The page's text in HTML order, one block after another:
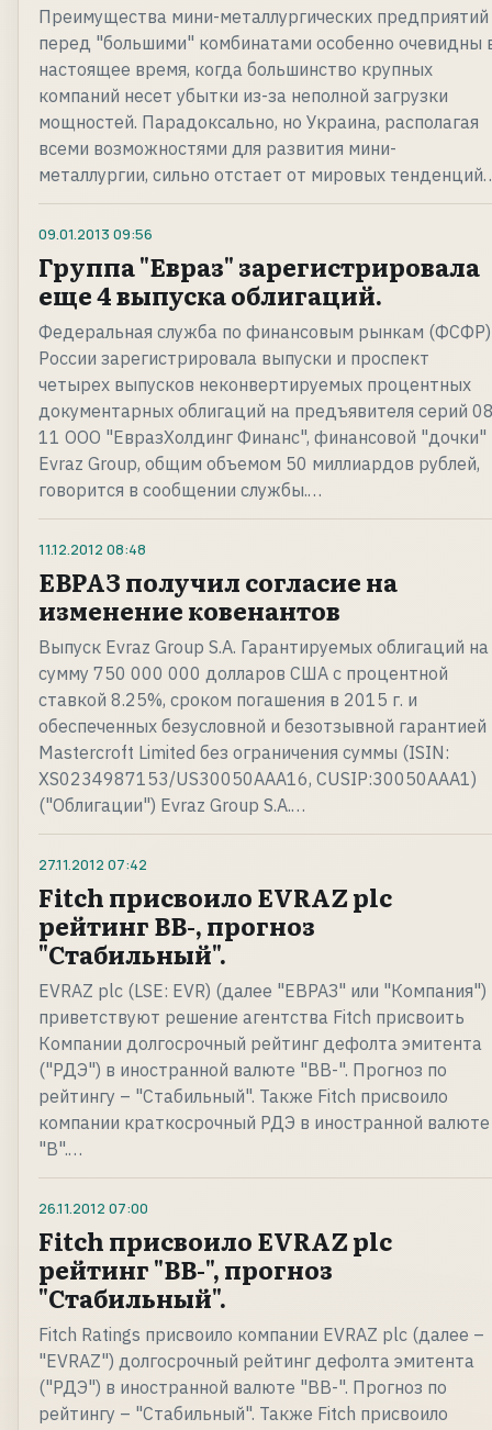
Преимущества мини-металлургических предприятий
перед "большими" комбинатами особенно очевидны
настоящее время, когда большинство крупных
компаний несет убытки из-за неполной загрузки
мощностей. Парадоксально, но Украина, располагая
всеми возможностями для развития мини-
металлургии, сильно отстает от мировых
09.01.2013 09:56
Группа "Евраз" зарегистрировала
еще 4 выпуска облигаций.
Федеральная служба по финансовым рынкам (ФСФР)
России зарегистрировала выпуски и проспект
четырех выпусков неконвертируемых процентных
документарных облигаций на предъявителя серий
11 ООО "ЕвразХолдинг Финанс", финансовой "дочки"
Evraz Group, общим объемом 50 миллиардов рублей,
говорится в сообщении службы.…
11.12.2012 08:48
ЕВРАЗ получил согласие на
изменение ковенантов
Выпуск Evraz Group S.A. Гарантируемых облигаций на
сумму 750 000 000 долларов США с процентной
ставкой 8.25%, сроком погашения в 2015 г. и
обеспеченных безусловной и безотзывной гарантией
Mastercroft Limited без ограничения суммы (ISIN:
XS0234987153/US30050AAA16, CUSIP:30050AAA1)
("Облигации") Evraz Group S.A.…
27.11.2012 07:42
Fitch присвоило EVRAZ plc
рейтинг BB-, прогноз
"Стабильный".
EVRAZ plc (LSE: EVR) (далее "ЕВРАЗ" или "Компания")
приветствуют решение агентства Fitch присвоить
Компании долгосрочный рейтинг дефолта эмитента
("РДЭ") в иностранной валюте "BB-". Прогноз по
рейтингу – "Стабильный". Также Fitch присвоило
компании краткосрочный РДЭ в иностранной валюте
"B".…
26.11.2012 07:00
Fitch присвоило EVRAZ plc
рейтинг "BB-", прогноз
"Стабильный".
Fitch Ratings присвоило компании EVRAZ plc (далее –
"EVRAZ") долгосрочный рейтинг дефолта эмитента
("РДЭ") в иностранной валюте "BB-". Прогноз по
рейтингу – "Стабильный". Также Fitch присвоило